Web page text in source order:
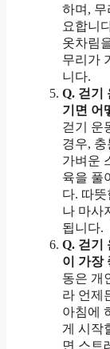
하며, 무
요합니
옷차림
무리가
니다.
Q. 걷기
기면 어
걷기 운
경우,
가벼운
육을 풀
다. 따뜻
나 마사
됩니다.
Q. 걷기
이 가장
동은 개
라 언제
아침에
게 시작
면 스트